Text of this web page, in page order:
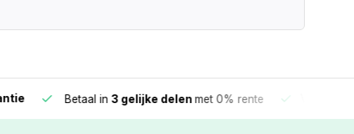
Betaal in3 gelijke delenmet 0% rente Vandaag